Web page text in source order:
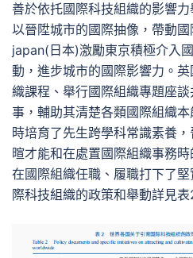
善於依托國際科技組織的影響
以晉陞城市的國際抽像，帶動
japan(日本)激勵東京積極介入
動，進步城市的國際影響力。
織課程、舉行國際組織專題座
事，輔助其清楚各類國際組織
時培育了先生跨學科常識素養
暄才能和在處置國際組織事務
在國際組織任職、履職打下了
際科技組織的政策和舉動詳見表